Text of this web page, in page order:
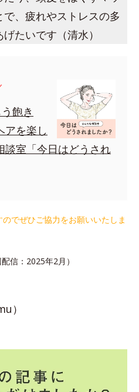
、疲れやストレスの多
たいです（清水）
飽き
アを楽し
談室「今日はどうされ
でぜひご協力をお願いいたしま
信：2025年2月）
）